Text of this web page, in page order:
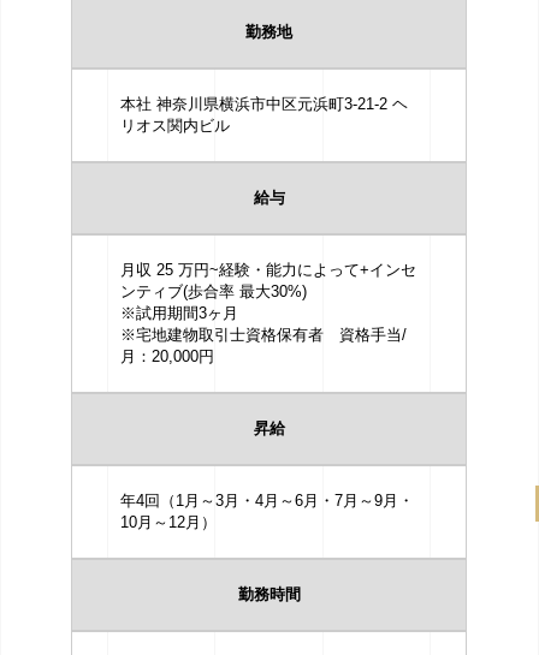
勤務地
本社 神奈川県横浜市中区元浜町3-21-2 ヘ
リオス関内ビル
給与
月収 25 万円~経験・能力によって+インセ
ンティブ(歩合率 最大30%)
※試用期間3ヶ月
※宅地建物取引士資格保有者 資格手当/
月：20,000円
昇給
年4回（1月～3月・4月～6月・7月～9月・
10月～12月）
勤務時間